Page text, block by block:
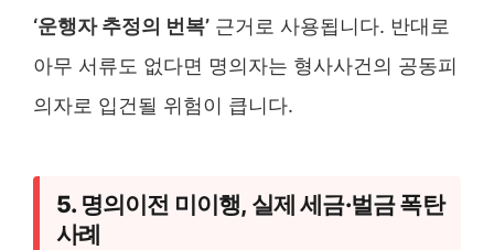
‘운행자 추정의 번복’ 근거로 사용됩니다. 반대로
아무 서류도 없다면 명의자는 형사사건의 공동피
의자로 입건될 위험이 큽니다.
5. 명의이전 미이행, 실제 세금·벌금 폭탄
사례